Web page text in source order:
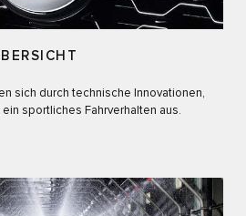
sich durch technische Innovationen,
sportliches Fahrverhalten aus.